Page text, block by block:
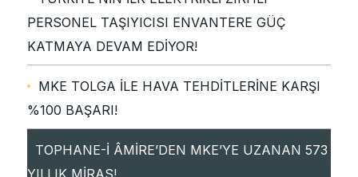
PERSONEL TAŞIYICISI ENVANTERE GÜÇ
KATMAYA DEVAM EDİYOR!
MKE TOLGA İLE HAVA TEHDİTLERİNE KARŞI
%100 BAŞARI!
TOPHANE-İ ÂMİRE’DEN MKE’YE UZANAN 573